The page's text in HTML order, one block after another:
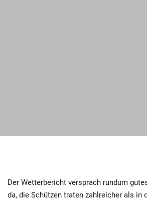
Der Wetterbericht versprach rundum
da, die Schützen traten zahlreicher als in